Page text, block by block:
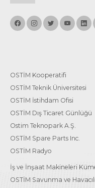
OSTİM Kooperatifi
OSTİM Teknik Üniversitesi
OSTİM İstihdam Ofisi
OSTİM Dış Ticaret Günlüğü
Ostim Teknopark A.Ş.
OSTİM Spare Parts Inc.
OSTİM Radyo
İş ve İnşaat Makineleri
OSTİM Savunma ve